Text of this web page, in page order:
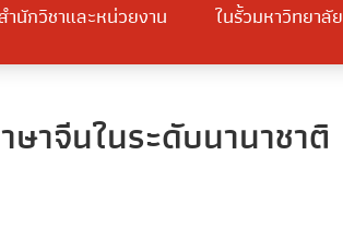
ำนักวิชาและหน่วยงาน ในรั้วมหาวิทยาลัย
าจีนในระดับนานาชาติ